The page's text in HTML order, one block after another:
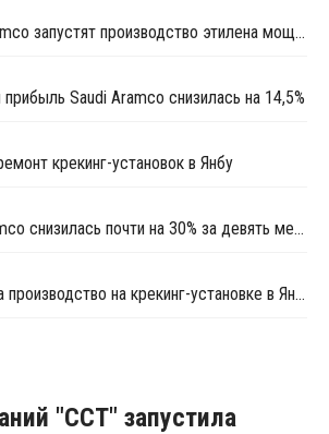
Sinopec и Saudi Aramco запустят производство этилена мощностью 1,8 млн тонн на своем НПЗ в Янбу
прибыль Saudi Aramco снизилась на 14,5%
крекинг-установок в Янбу
Прибыль Saudi Aramco снизилась почти на 30% за девять месяцев
Yansab возобновила производство на крекинг-установке в Янбу
"ССТ" запустила